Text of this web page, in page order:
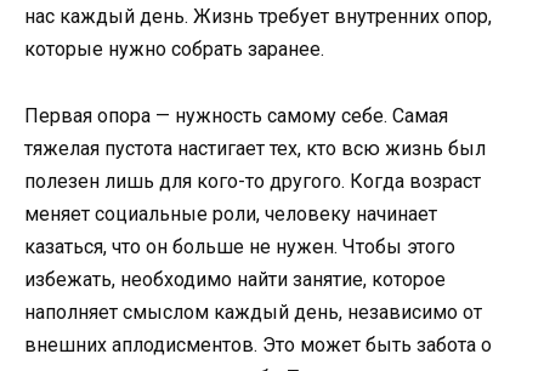
нас каждый день. Жизнь требует внутренних опор,
которые нужно собрать заранее.
Первая опора — нужность самому себе. Самая
тяжелая пустота настигает тех, кто всю жизнь был
полезен лишь для кого-то другого. Когда возраст
меняет социальные роли, человеку начинает
казаться, что он больше не нужен. Чтобы этого
избежать, необходимо найти занятие, которое
наполняет смыслом каждый день, независимо от
внешних аплодисментов. Это может быть забота о